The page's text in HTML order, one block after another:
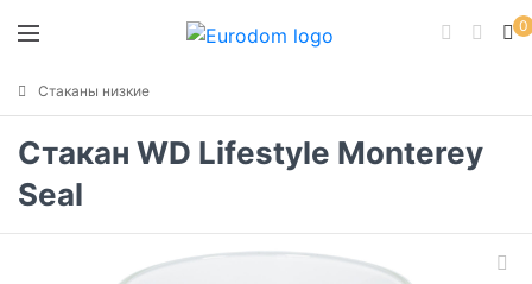
0
Стаканы низкие
Стакан WD Lifestyle Monterey
Seal